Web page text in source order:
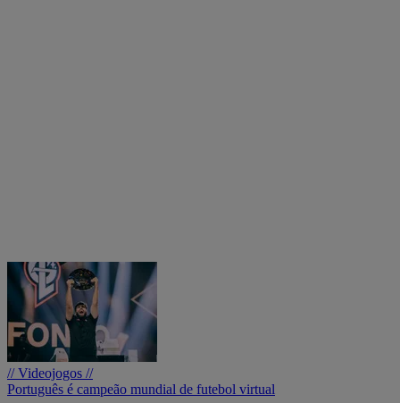
// Videojogos //
Português é campeão mundial de futebol virtual